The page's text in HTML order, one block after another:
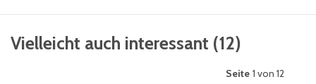
Vielleicht auch interessant (12)
Seite 1 von 12